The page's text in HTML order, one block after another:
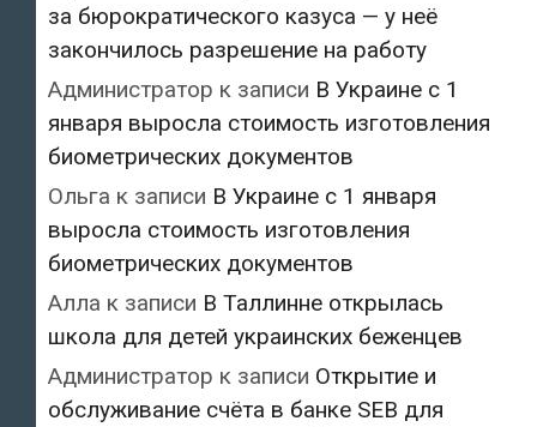
за бюрократического казуса — у неё
закончилось разрешение на работу
Администратор к записи В Украине с 1
января выросла стоимость изготовления
биометрических документов
Ольга к записи В Украине с 1 января
выросла стоимость изготовления
биометрических документов
Алла к записи В Таллинне открылась
школа для детей украинских беженцев
Администратор к записи Открытие и
обслуживание счёта в банке SEB для